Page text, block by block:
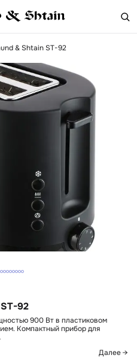
& Shtain ST-92
92
900 Вт в пластиковом
Компактный прибор для
Далее →